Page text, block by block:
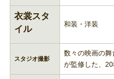
衣裳スタ
イル
和装・洋装
スタジオ撮影
数々の映画の
が監修した、